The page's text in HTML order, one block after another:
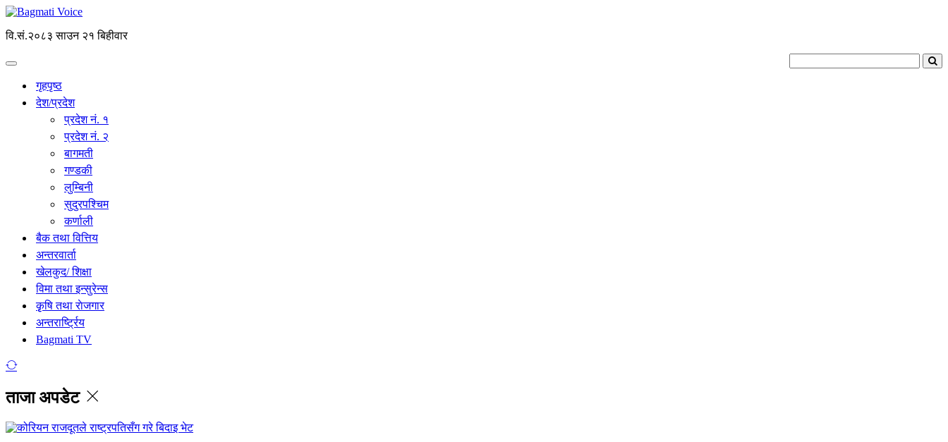
वि.सं.२०८३ साउन २१ बिहीवार
गृहपृष्ठ
देश/प्रदेश
प्रदेश नं. १
प्रदेश नं. २
बागमती
गण्डकी
लुम्बिनी
सुदुरपश्चिम
कर्णाली
बैक तथा वित्तिय
अन्तरवार्ता
खेलकुद/ शिक्षा
विमा तथा इन्सुरेन्स
कृृषि तथा राेजगार
अन्तरार्ष्ट्रिय
Bagmati TV
ताजा अपडेट